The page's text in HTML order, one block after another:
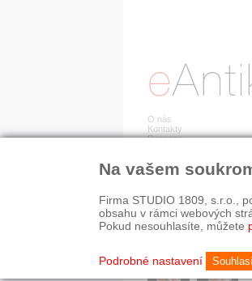
O nás
Kontakty
Recenze
Jsme prověřená firma
Zákazníci u nás oceňují:
■ odborné zázemí
■ bezpečné prostředí
Na vašem
Firma STUDIO 1809, s.r.o.,
obsahu v rámci webových
Pokud nesouhlasíte, můžete
Podrobné nastavení